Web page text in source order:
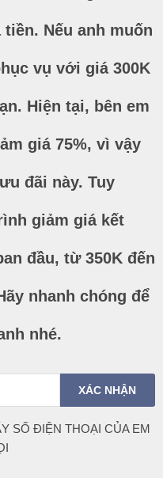
Nếu anh muốn
vụ với giá 300K
Hiện tại, bên em
giá 75%, vì vậy
đãi này. Tuy
giảm giá kết
đầu, từ 350K đến
nhanh chóng để
nhé.
SỐ ĐIỆN THOẠI CỦA EM